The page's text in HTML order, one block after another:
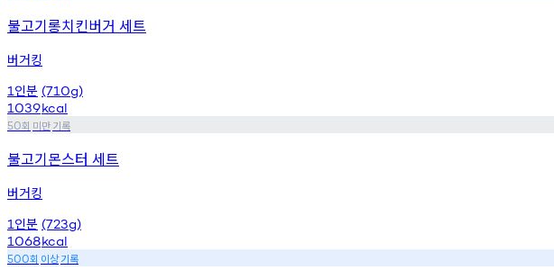
불고기롱치킨버거 세트
버거킹
1 인분 (710g)
1039kcal
50회 미만기록
불고기몬스터 세트
버거킹
1 인분 (723g)
1068kcal
500회 이상기록